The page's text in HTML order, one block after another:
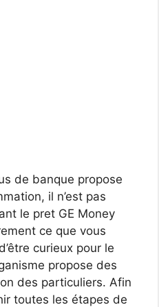
de banque propose
il n’est pas
le pret GE Money
ce que vous
curieux pour le
propose des
des particuliers. Afin
toutes les étapes de